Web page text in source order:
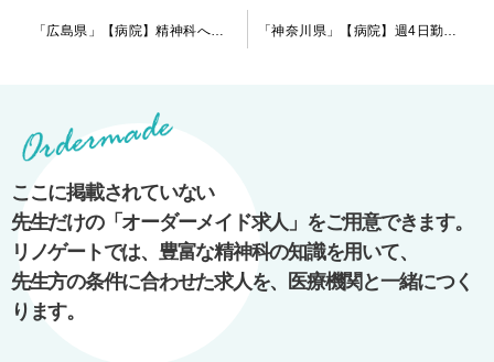
ゲ
シ
ョ
ン
「広島県」【病院】精神科への転科をお考えの先生～将来的に役職ご興味のある先生までご相談が可能です。広島県の中心エリアに位置しておりますので生活の利便性も◎ 「神奈川県」【病院】週4日勤務可能・給与額はエリア相場より高めの提示あり！急性期～慢性期の病院です。現在は指定医の先生を募集しております。訪問診療にご興味のある先生は尚歓迎します。
ここに掲載されていない
先生だけの「オーダーメイド求人」をご用意できます。
リノゲートでは、豊富な精神科の知識を用いて、
先生方の条件に合わせた求人を、医療機関と一緒につく
ります。